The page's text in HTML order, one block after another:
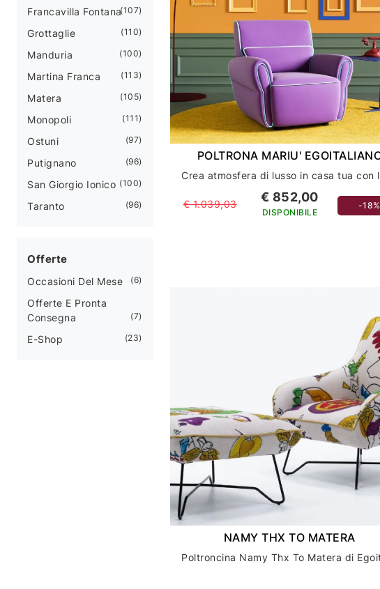
Francavilla Fontana107
Grottaglie 110
Manduria 100
Martina Franca 113
Matera 105
Monopoli 111
Ostuni 97
Putignano 96
San Giorgio Ionico 100
Taranto 96
Offerte
Occasioni Del Mese 6
Offerte E Pronta
Consegna
7
E-Shop 23
POLTRONA MARIU'
€ 1.039,03 € 852,00
DISPONIBILE
-18%
NAMY THX TO MATERA